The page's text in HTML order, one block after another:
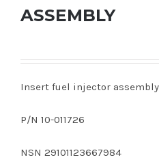
ASSEMBLY
Insert fuel injector assembly
P/N 10-011726
NSN 29101123667984